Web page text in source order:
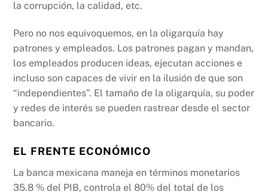
la corrupción, la calidad, etc.
Pero no nos equivoquemos, en la oligarquía hay
patrones y empleados. Los patrones pagan y mandan,
los empleados producen ideas, ejecutan acciones e
incluso son capaces de vivir en la ilusión de que son
“independientes”. El tamaño de la oligarquía, su poder
y redes de interés se pueden rastrear desde el sector
bancario.
EL FRENTE ECONÓMICO
La banca mexicana maneja en términos monetarios
35.8 % del PIB, controla el 80% del total de los